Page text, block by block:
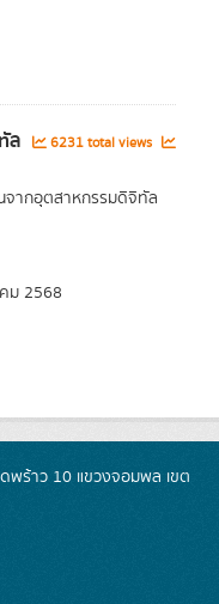
ล
6231 total views
จากอุตสาหกรรมดิจิทัล
ม 2568
พร้าว 10 แขวงจอมพล เขต